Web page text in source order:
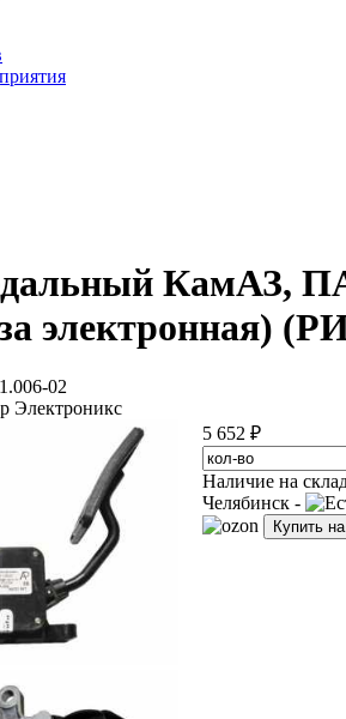
КамАЗ,
электронная)
02
Электроникс
5 652 ₽
Наличие на
Челябинск -
Купить